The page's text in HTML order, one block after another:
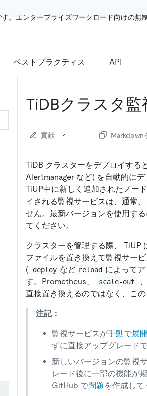
。エンタープライズワークロード向けの
ベストプラクティス API
TiDBクラスタ
貢献 Markdown
TiDB クラスターをデプロイする
Alertmanager など) を自動的に
TiUP中に新しく追加されたノー
イされる監視サービスは、通常
せん。最新バージョンを使用す
てください。
クラスターを管理する際、 TiUP
ファイルを置き換えて監視サー
(
deploy など reload によって
す。Prometheus、
scale-out
直接置き換えるのではなく、こ
注記：
監視サービスが手動で展開
ずに直接アップグレードで
新しいバージョンの監視
レード後に一部の機能が
GitHub で問題 を作成して